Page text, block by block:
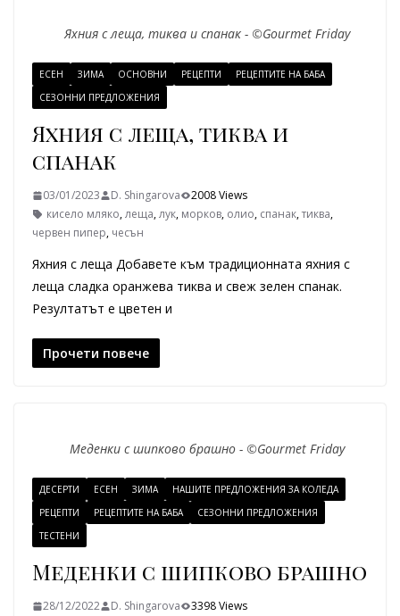
Яхния с леща, тиква и спанак - ©Gourmet Friday
ЕСЕН ЗИМА ОСНОВНИ РЕЦЕПТИ
РЕЦЕПТИТЕ НА БАБА
СЕЗОННИ ПРЕДЛОЖЕНИЯ
Яхния с леща, тиква и
спанак
03/01/2023 D. Shingarova
2008 Views
кисело мляко,леща,лук, морков, олио, спанак,тиква,
червен пипер, чесън
Яхния с леща Добавете към традиционната яхния с
леща сладка оранжева тиква и свеж зелен спанак.
Резултатът е цветен и
Прочети повече
Меденки с шипково брашно - ©Gourmet Friday
ДЕСЕРТИ ЕСЕН ЗИМА
НАШИТЕ ПРЕДЛОЖЕНИЯ ЗА КОЛЕДА
РЕЦЕПТИ
РЕЦЕПТИТЕ НА БАБА
СЕЗОННИ ПРЕДЛОЖЕНИЯ
ТЕСТЕНИ
Меденки с шипково брашно
28/12/2022 D. Shingarova
3398 Views